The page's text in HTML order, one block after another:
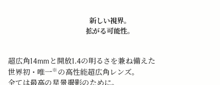
新しい視界。
拡がる可能性。
超広角14mmと開放1.4の明るさを兼ね備えた
世界初・唯一※ の高性能超広角レンズ。
全ては最高の星景撮影のために。